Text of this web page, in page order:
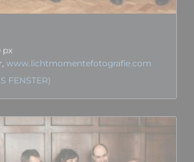
px
www.lichtmomentefotografie.com
FENSTER)